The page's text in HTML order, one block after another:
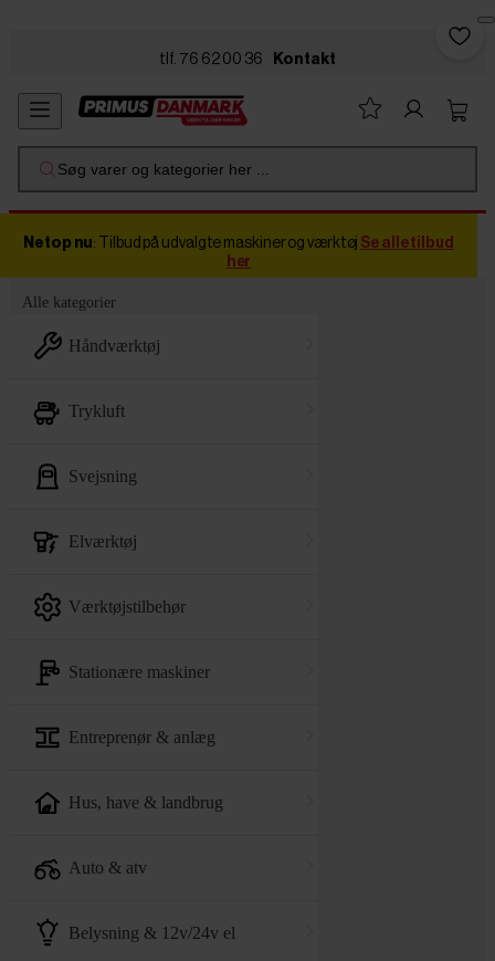
tlf. 76 62 00 36 Kontakt
Søg varer og kategorier her ...
Netop nu: Tilbud på udvalgte maskiner og værktøj Se alle tilbud
her
Alle kategorier
håndværktøj
trykluft
svejsning
elværktøj
værktøjstilbehør
stationære maskiner
entreprenør & anlæg
hus, have & landbrug
auto & atv
belysning & 12v/24v el